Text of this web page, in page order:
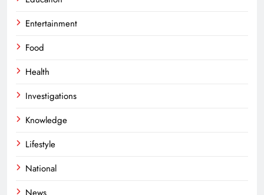
Entertainment
Food
Health
Investigations
Knowledge
Lifestyle
National